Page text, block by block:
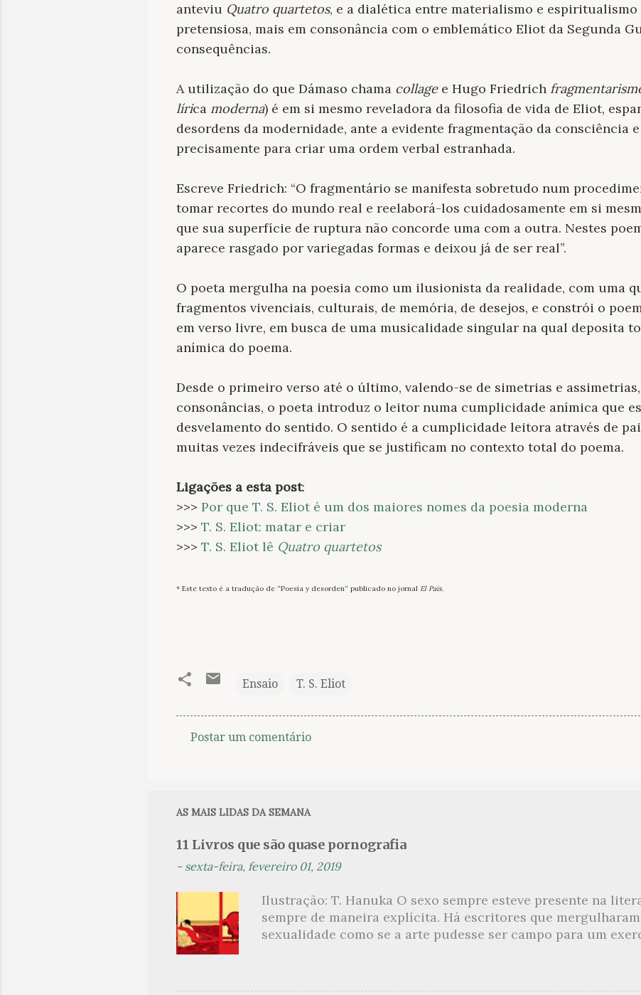
anteviu Quatro quartetos, e a dialética entre materialismo e espiritualismo
pretensiosa, mais em consonância com o emblemático Eliot da Segunda
consequências.
A utilização do que Dámaso chama collagee Hugo Friedrich
lírica moderna) é em si mesmo reveladora da filosofia de vida de Eliot,
desordens da modernidade, ante a evidente fragmentação da consciência
precisamente para criar uma ordem verbal estranhada.
Escreve Friedrich: “O fragmentário se manifesta sobretudo num
tomar recortes do mundo real e reelaborá-los cuidadosamente em si
que sua superfície de ruptura não concorde uma com a outra. Nestes
aparece rasgado por variegadas formas e deixou já de ser real”.
O poeta mergulha na poesia como um ilusionista da realidade, com uma
fragmentos vivenciais, culturais, de memória, de desejos, e constrói o
em verso livre, em busca de uma musicalidade singular na qual deposita
anímica do poema.
Desde o primeiro verso até o último, valendo-se de simetrias e
consonâncias, o poeta introduz o leitor numa cumplicidade anímica que
desvelamento do sentido. O sentido é a cumplicidade leitora através de
muitas vezes indecifráveis que se justificam no contexto total do poema.
Ligações a esta post:
>>> Por que T. S. Eliot é um dos maiores nomes da poesia moderna
>>> T. S. Eliot: matar e criar
>>> T. S. Eliot lê Quatro quartetos
* Este texto é a tradução de “Poesía y desorden” publicado no jornal El País.
Ensaio T. S. Eliot
e
t
á
r
o
s
Postar um comentário
AS MAIS LIDAS DA SEMANA
11 Livros que são quase pornografia
- sexta-feira, fevereiro 01, 2019
Ilustração: T. Hanuka O sexo sempre esteve presente na
sempre de maneira explícita. Há escritores que
sexualidade como se a arte pudesse ser campo para um
apresenta um conjunto de livros nos quais os escritores se